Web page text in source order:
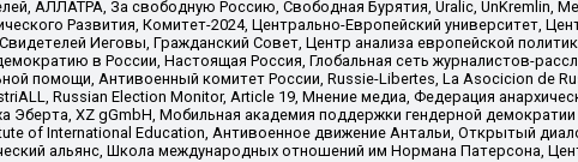
АЛЛАТРА, За свободную Россию, Свободная Бурятия, Uralic, UnKremlin,
Развития, Комитет-2024, Центрально-Европейский университет,
Иеговы, Гражданский Совет, Центр анализа европейской
в России, Настоящая Россия, Глобальная сеть журналистов-
помощи, Антивоенный комитет России, Russie-Libertes, La Asocicion de
Russian Election Monitor, Article 19, Мнение медиа, Федерация
XZ gGmbH, Мобильная академия поддержки гендерной
of International Education, Антивоенное движение Антальи, Открытый
альянс, Школа международных отношений им Нормана Патерсона,